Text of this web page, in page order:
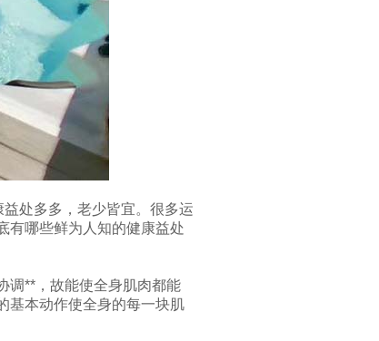
处多多，老少皆宜。很多运
有哪些鲜为人知的健康益处
调**，故能使全身肌肉都能
基本动作使全身的每一块肌